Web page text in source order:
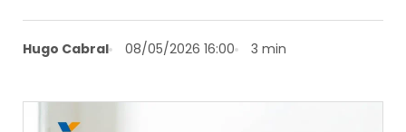
Hugo Cabral 08/05/2026 16:00 3 min